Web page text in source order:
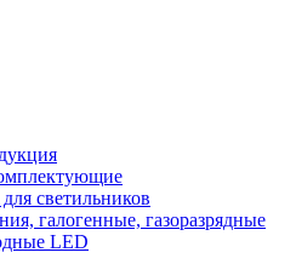
светильников
галогенные, газоразрядные
LED